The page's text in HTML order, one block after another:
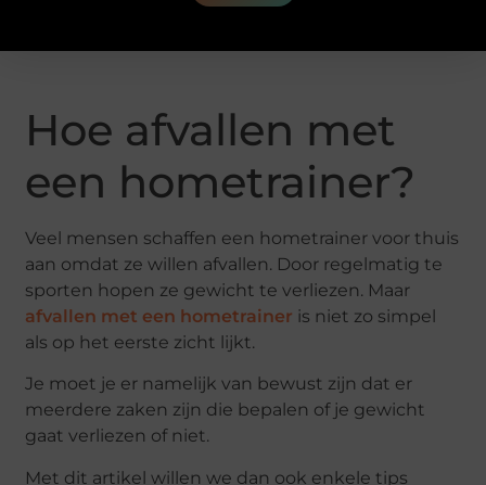
Hoe afvallen met
een hometrainer?
Veel mensen schaffen een hometrainer voor thuis
aan omdat ze willen afvallen. Door regelmatig te
sporten hopen ze gewicht te verliezen. Maar
afvallen met een hometrainer is niet zo simpel
als op het eerste zicht lijkt.
Je moet je er namelijk van bewust zijn dat er
meerdere zaken zijn die bepalen of je gewicht
gaat verliezen of niet.
Met dit artikel willen we dan ook enkele tips